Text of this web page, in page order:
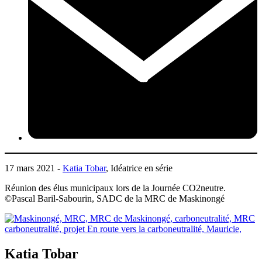
17 mars 2021 - Katia Tobar, Idéatrice en série
Réunion des élus municipaux lors de la Journée CO2neutre.
©Pascal Baril-Sabourin, SADC de la MRC de Maskinongé
Katia Tobar